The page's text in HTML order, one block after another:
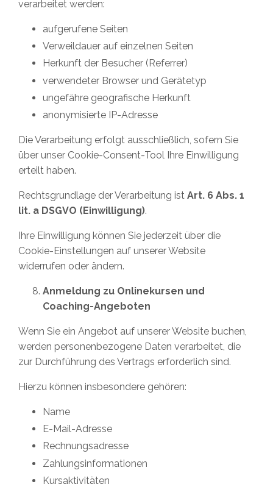
verarbeitet werden:
aufgerufene Seiten
Verweildauer auf einzelnen Seiten
Herkunft der Besucher (Referrer)
verwendeter Browser und Gerätetyp
ungefähre geografische Herkunft
anonymisierte IP-Adresse
Die Verarbeitung erfolgt ausschließlich, sofern Sie
über unser Cookie-Consent-Tool Ihre Einwilligung
erteilt haben.
Rechtsgrundlage der Verarbeitung ist Art. 6 Abs. 1
lit. a DSGVO (Einwilligung).
Ihre Einwilligung können Sie jederzeit über die
Cookie-Einstellungen auf unserer Website
widerrufen oder ändern.
Anmeldung zu Onlinekursen und
Coaching-Angeboten
Wenn Sie ein Angebot auf unserer Website buchen,
werden personenbezogene Daten verarbeitet, die
zur Durchführung des Vertrags erforderlich sind.
Hierzu können insbesondere gehören:
Name
E-Mail-Adresse
Rechnungsadresse
Zahlungsinformationen
Kursaktivitäten